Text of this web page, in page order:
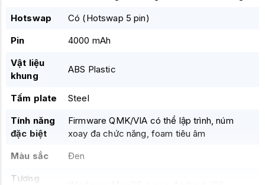
Hotswap
Có (Hotswap 5 pin)
Pin
4000 mAh
Vật liệu
khung
ABS Plastic
Tấm plate
Steel
Tính năng
đặc biệt
Firmware QMK/VIA có thể lập trình, núm
xoay đa chức năng, foam tiêu âm
Màu sắc
Đen
Tương